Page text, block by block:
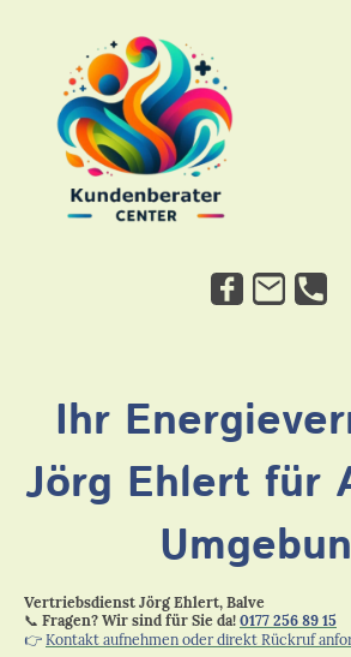
Ihr
Jörg Ehlert für
Vertriebsdienst Jörg Ehlert, Balve
📞 Fragen? Wir sind für Sie da! 0177 256 89 15
👉 Kontakt aufnehmen oder direkt Rückruf